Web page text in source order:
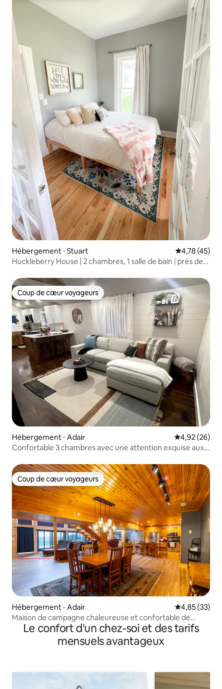
Hébergement ⋅ Stuart Évaluation
4,78 (45)
Huckleberry House | 2 chambres, 1 salle de bain | près de
Coup de cœur voyageurs
Coup de cœur voyageurs
Hébergement ⋅ Adair Évaluation
4,92 (26)
Confortable 3 chambres avec une attention exquise aux
Coup de cœur voyageurs
Coup de cœur voyageurs
Hébergement ⋅ Adair Évaluation
4,85 (33)
Maison de campagne chaleureuse et confortable de
4 chambres de style gîte
Le confort d'un chez-soi et des tarifs
mensuels avantageux